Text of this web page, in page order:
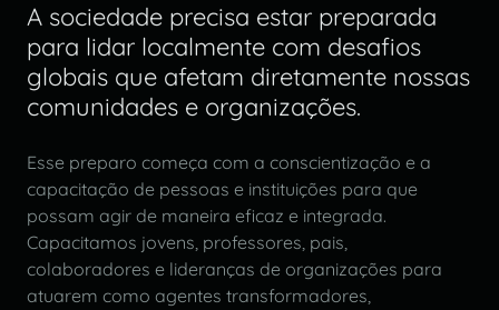
A sociedade precisa estar preparada
para lidar localmente com desafios
globais que afetam diretamente nossas
comunidades e organizações.
Esse preparo começa com a conscientização e a
capacitação de pessoas e instituições para que
possam agir de maneira eficaz e integrada.
Capacitamos jovens, professores, pais,
colaboradores e lideranças de organizações para
atuarem como agentes transformadores,